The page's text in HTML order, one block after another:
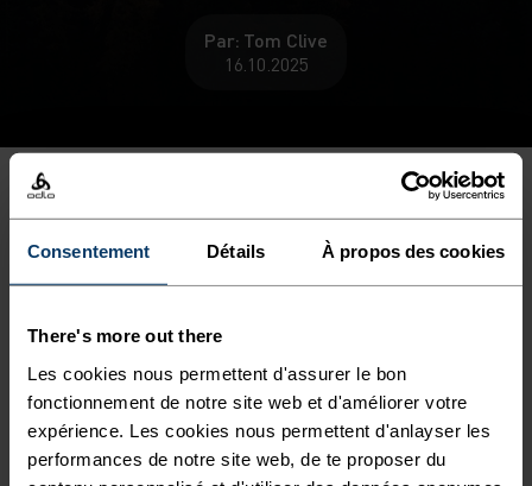
Consentement Détails À propos des cookies
There's more out there
Les cookies nous permettent d'assurer le bon
fonctionnement de notre site web et d'améliorer votre
expérience. Les cookies nous permettent d'anlayser les
performances de notre site web, de te proposer du
Par: Tom Clive
16.10.2025
En collaboration avec Engadin Tourism
et le
laine mérinos orné d’un motif automnal
emblématique de Filip, et des chaussettes qui
reprennent ce même esprit de façon plus discrète.
Ces deux pièces sont pensées pour t’apporter un peu
de la magie de l’Engadine au quotidien, sur les